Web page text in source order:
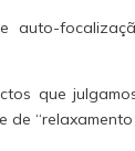
auto-
que
de